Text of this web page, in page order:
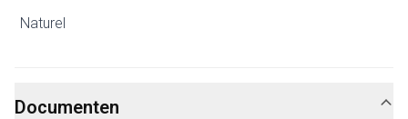
Naturel
Documenten